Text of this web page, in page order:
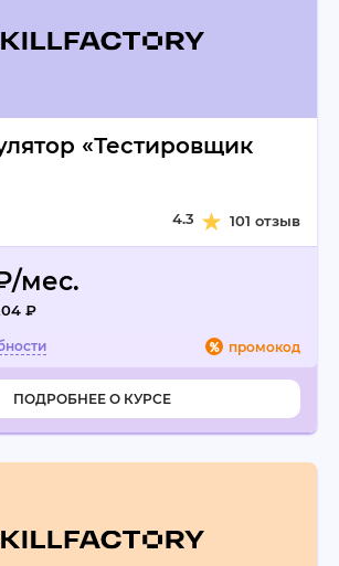
«Тестировщик
4.3 101 отзыв
мес.
₽
промокод
ПОДРОБНЕЕ О КУРСЕ